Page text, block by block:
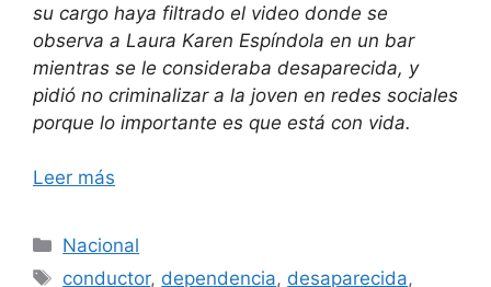
su cargo haya filtrado el video donde se
observa a Laura Karen Espíndola en un bar
mientras se le consideraba desaparecida, y
pidió no criminalizar a la joven en redes sociales
porque lo importante es que está con vida.
Leer más
Categorías
Nacional
Etiquetas
conductor, dependencia, desaparecida,